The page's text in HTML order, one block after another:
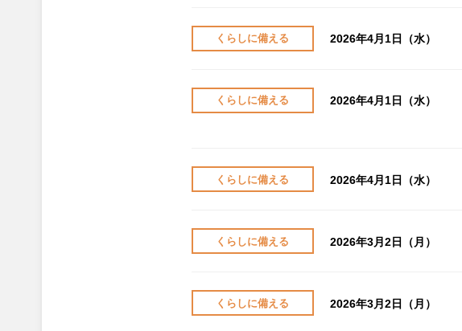
くらしに備える 2026年4月1日（水）
くらしに備える 2026年4月1日（水）
くらしに備える 2026年4月1日（水）
くらしに備える 2026年3月2日（月）
くらしに備える 2026年3月2日（月）